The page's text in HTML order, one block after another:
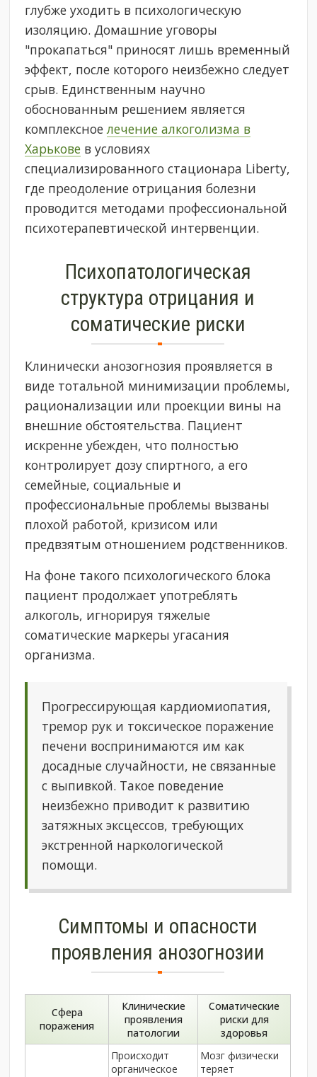
глубже уходить в психологическую
изоляцию. Домашние уговоры
"прокапаться" приносят лишь временный
эффект, после которого неизбежно следует
срыв. Единственным научно
обоснованным решением является
комплексноелечение алкоголизма в
Харькове в условиях
специализированного стационара Liberty,
где преодоление отрицания болезни
проводится методами профессиональной
психотерапевтической интервенции.
Психопатологическая
структура отрицания и
соматические риски
Клинически анозогнозия проявляется в
виде тотальной минимизации проблемы,
рационализации или проекции вины на
внешние обстоятельства. Пациент
искренне убежден, что полностью
контролирует дозу спиртного, а его
семейные, социальные и
профессиональные проблемы вызваны
плохой работой, кризисом или
предвзятым отношением родственников.
На фоне такого психологического блока
пациент продолжает употреблять
алкоголь, игнорируя тяжелые
соматические маркеры угасания
организма.
Прогрессирующая кардиомиопатия,
тремор рук и токсическое поражение
печени воспринимаются им как
досадные случайности, не связанные
с выпивкой. Такое поведение
неизбежно приводит к развитию
затяжных эксцессов, требующих
экстренной наркологической
помощи.
Симптомы и опасности
проявления анозогнозии
Сфера
поражения
Клинические
проявления
патологии
Соматические
риски для
здоровья
Происходит
органическое
Мозг физически
теряет